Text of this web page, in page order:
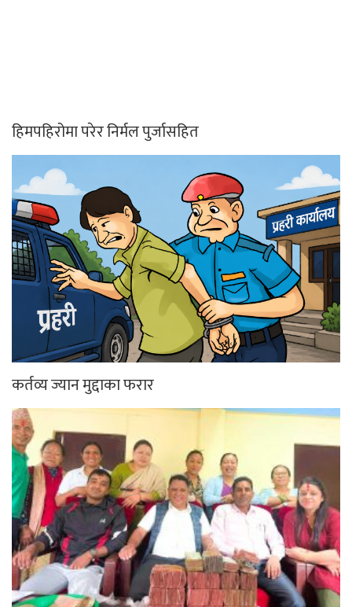
हिमपहिरोमा परेर निर्मल पुर्जासहित
कर्तव्य ज्यान मुद्दाका फरार